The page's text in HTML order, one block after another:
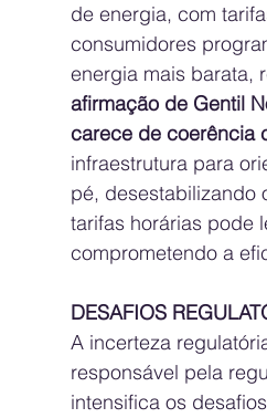
de energia, com
consumidores
energia mais barata,
afirmação de Gentil
carece de coerência
infraestrutura para
pé, desestabilizando
tarifas horárias pode
comprometendo a
DESAFIOS
A incerteza
responsável pela
intensifica os